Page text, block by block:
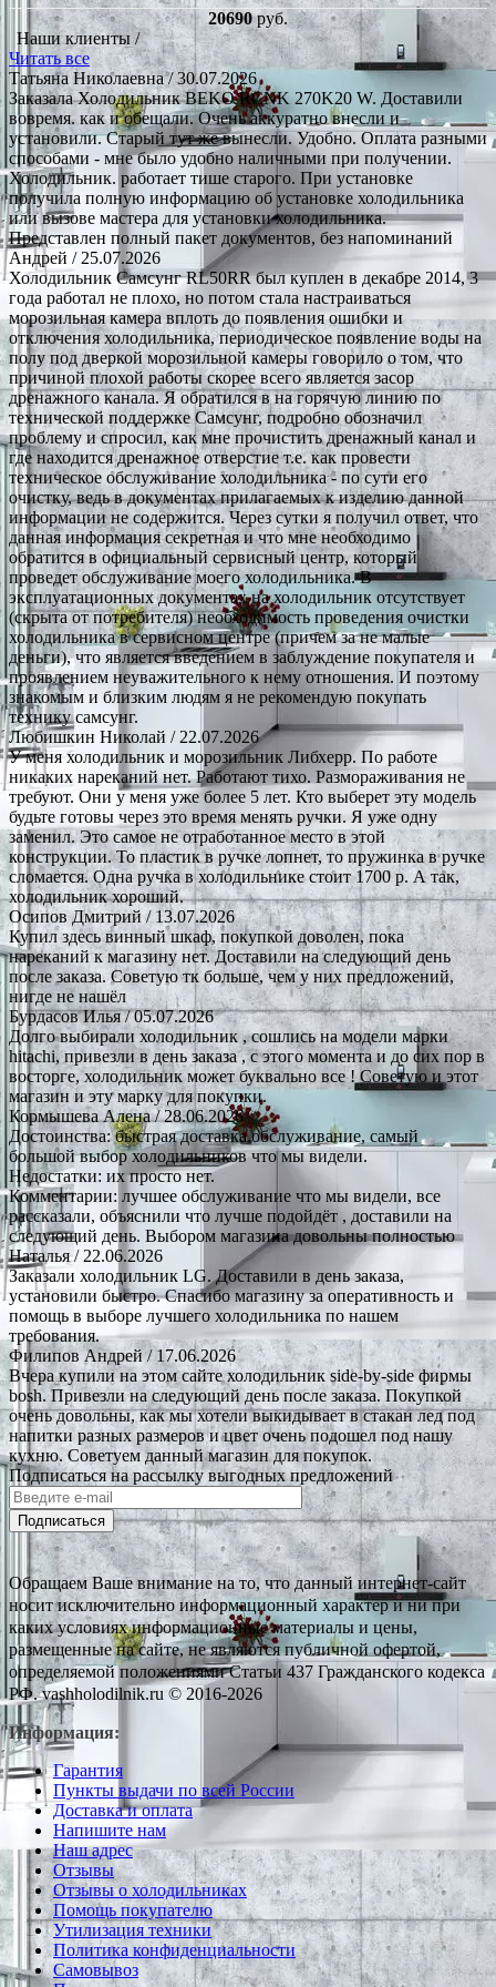
20690руб.
Наши клиенты /
Читать все
Татьяна Николаевна/ 30.07.2026
Заказала Холодильник BEKO RCNK 270K20 W. Доставили
вовремя. как и обещали. Очень аккуратно внесли и
установили. Старый тут же вынесли. Удобно. Оплата разными
способами - мне было удобно наличными при получении.
Холодильник. работает тише старого. При установке
получила полную информацию об установке холодильника
или вызове мастера для установки холодильника.
Представлен полный пакет документов, без напоминаний
Андрей / 25.07.2026
Холодильник Самсунг RL50RR был куплен в декабре 2014, 3
года работал не плохо, но потом стала настраиваться
морозильная камера вплоть до появления ошибки и
отключения холодильника, периодическое появление воды на
полу под дверкой морозильной камеры говорило о том, что
причиной плохой работы скорее всего является засор
дренажного канала. Я обратился в на горячую линию по
технической поддержке Самсунг, подробно обозначил
проблему и спросил, как мне прочистить дренажный канал и
где находится дренажное отверстие т.е. как провести
техническое обслуживание холодильника - по сути его
очистку, ведь в документах прилагаемых к изделию данной
информации не содержится. Через сутки я получил ответ, что
данная информация секретная и что мне необходимо
обратится в официальный сервисный центр, который
проведет обслуживание моего холодильника. В
эксплуатационных документах на холодильник отсутствует
(скрыта от потребителя) необходимость проведения очистки
холодильника в сервисном центре (причем за не малые
деньги), что является введением в заблуждение покупателя и
проявлением неуважительного к нему отношения. И поэтому
знакомым и близким людям я не рекомендую покупать
технику самсунг.
Любишкин Николай / 22.07.2026
У меня холодильник и морозильник Либхерр. По работе
никаких нареканий нет. Работают тихо. Размораживания не
требуют. Они у меня уже более 5 лет. Кто выберет эту модель
будьте готовы через это время менять ручки. Я уже одну
заменил. Это самое не отработанное место в этой
конструкции. То пластик в ручке лопнет, то пружинка в ручке
сломается. Одна ручка в холодильнике стоит 1700 р. А так,
холодильник хороший.
Осипов Дмитрий / 13.07.2026
Купил здесь винный шкаф, покупкой доволен, пока
нареканий к магазину нет. Доставили на следующий день
после заказа. Советую тк больше, чем у них предложений,
нигде не нашёл
Бурдасов Илья/ 05.07.2026
Долго выбирали холодильник , сошлись на модели марки
hitachi, привезли в день заказа , с этого момента и до сих пор в
восторге, холодильник может буквально все ! Советую и этот
магазин и эту марку для покупки.
Кормышева Алена/ 28.06.2026
Достоинства: быстрая доставка.обслуживание, самый
большой выбор холодильников что мы видели.
Недостатки: их просто нет.
Комментарии: лучшее обслуживание что мы видели, все
рассказали, объяснили что лучше подойдёт , доставили на
следующий день. Выбором магазина довольны полностью
Наталья/ 22.06.2026
Заказали холодильник LG. Доставили в день заказа,
установили быстро. Спасибо магазину за оперативность и
помощь в выборе лучшего холодильника по нашем
требования.
Филипов Андрей/ 17.06.2026
Вчера купили на этом сайте холодильник side-by-side фирмы
bosh. Привезли на следующий день после заказа. Покупкой
очень довольны, как мы хотели выкидывает в стакан лед под
напитки разных размеров и цвет очень подошел под нашу
кухню. Советуем данный магазин для покупок.
Подписаться на рассылку выгодных предложений
Подписаться
Обращаем Ваше внимание на то, что данный интернет-сайт
носит исключительно информационный характер и ни при
каких условиях информационные материалы и цены,
размещенные на сайте, не являются публичной офертой,
определяемой положениями Статьи 437 Гражданского кодекса
РФ. vashholodilnik.ru © 2016-2026
Информация:
Гарантия
Пункты выдачи по всей России
Доставка и оплата
Напишите нам
Наш адрес
Отзывы
Отзывы о холодильниках
Помощь покупателю
Утилизация техники
Политика конфиденциальности
Самовывоз